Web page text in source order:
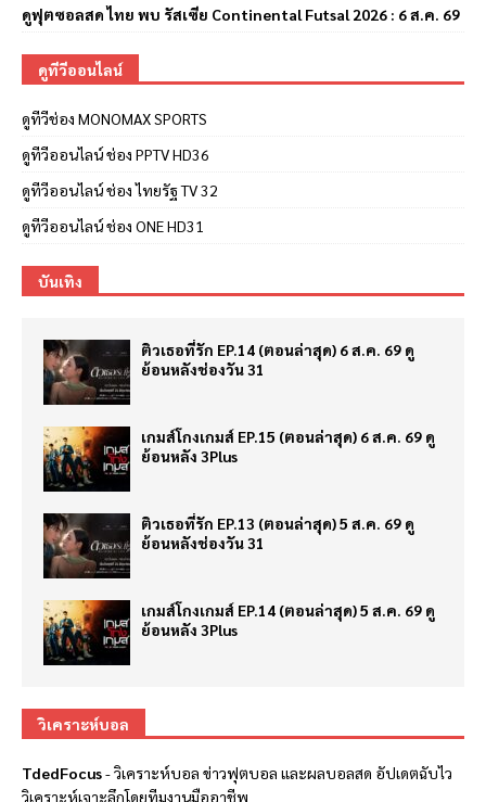
ดูฟุตซอลสด ไทย พบ รัสเซีย Continental Futsal 2026 : 6 ส.ค. 69
ดูทีวีออนไลน์
ดูทีวีช่อง MONOMAX SPORTS
ดูทีวีออนไลน์ ช่อง PPTV HD36
ดูทีวีออนไลน์ ช่อง ไทยรัฐ TV 32
ดูทีวีออนไลน์ ช่อง ONE HD31
บันเทิง
ติวเธอที่รัก EP.14 (ตอนล่าสุด) 6 ส.ค. 69 ดู
ย้อนหลังช่องวัน 31
เกมส์โกงเกมส์ EP.15 (ตอนล่าสุด) 6 ส.ค. 69 ดู
ย้อนหลัง 3Plus
ติวเธอที่รัก EP.13 (ตอนล่าสุด) 5 ส.ค. 69 ดู
ย้อนหลังช่องวัน 31
เกมส์โกงเกมส์ EP.14 (ตอนล่าสุด) 5 ส.ค. 69 ดู
ย้อนหลัง 3Plus
วิเคราะห์บอล
TdedFocus-วิเคราะห์บอล ข่าวฟุตบอล และผลบอลสด อัปเดตฉับไว
วิเคราะห์เจาะลึกโดยทีมงานมืออาชีพ